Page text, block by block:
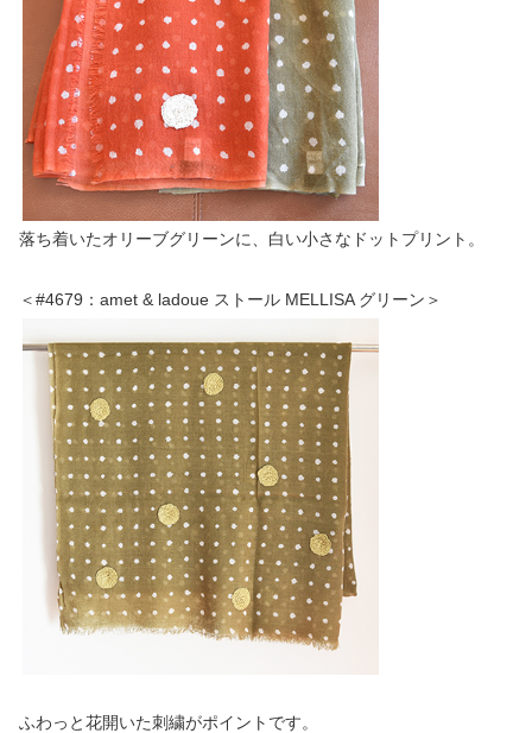
落ち着いたオリーブグリーンに、白い小さなドットプリント。
＜#4679：amet & ladoue ストール MELLISA グリーン＞
ふわっと花開いた刺繍がポイントです。